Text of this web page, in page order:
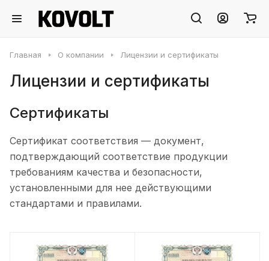
Главная О компании Лицензии и сертификаты
Лицензии и сертификаты
Сертификаты
Сертификат соответствия — документ,
подтверждающий соответствие продукции
требованиям качества и безопасности,
установленными для нее действующими
стандартами и правилами.